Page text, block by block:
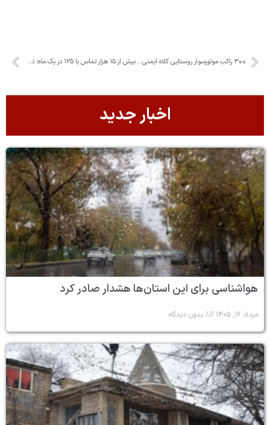
۳۰۰ راکب موتورسوار روستایی کلاه ایمنی دریافت کردند بیش از ۱۵ هزار تماس با ۱۲۵ در یک ماه؛ نجات ۱۷۷ شهروند در عملیات‌های نفس‌گیر آتش‌نشانان کرج
اخبار جدید
هواشناسی برای این استان‌ها هشدار صادر کرد
مرداد ۱۶, ۱۴۰۵ بدون دیدگاه